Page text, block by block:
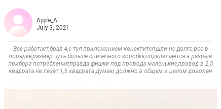
Apple_A
July 3, 2021
Все работает,брал 4,с туя приложением конектится,шли не долго,все в
порядке,размер чуть больше спичечного коробка,подключается в разрыв
прибора потребления,правда фишки под провода маленькие,провод в 2,5
квадрата не лезет,1,5 квадрата думаю должно.в общем и целом доволен